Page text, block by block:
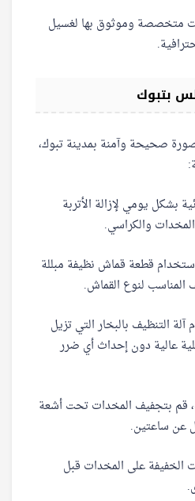
متخصصة وموثوق بها لغسيل
بتبوك
صحيحة وآمنة بمدينة تبوك،
بشكل يومي لإزالة الأتربة
والكراسي.
قطعة قماش نظيفة مبللة
المناسب لنوع القماش.
التنظيف بالبخار التي تزيل
عالية دون إحداث أي ضرر
قم بتجفيف المخدات تحت أشعة
عن ساعتين.
على المخدات قبل